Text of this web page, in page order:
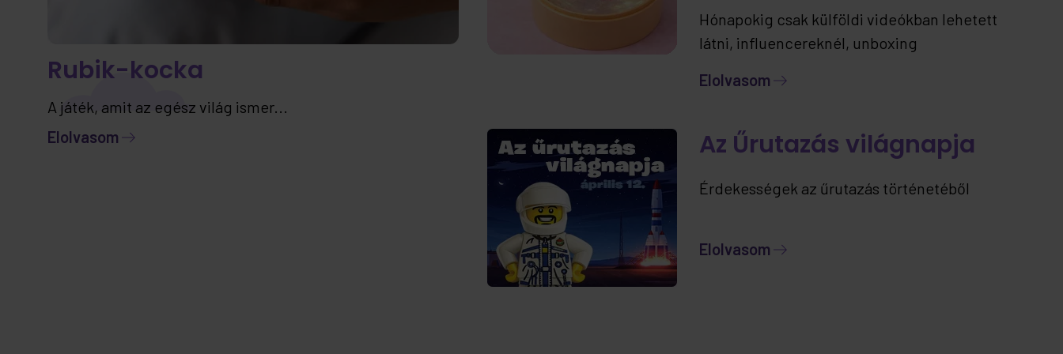
Rubik-kocka
A játék, amit az egész világ ismer...
Elolvasom
Hónapokig csak külföldi videókban lehetett
látni, influencereknél, unboxing
elérhető – ráadásul jelenleg kizárólag nálunk.
Elolvasom
Az Űrutazás világnapja
Érdekességek az űrutazás történetéből
Elolvasom